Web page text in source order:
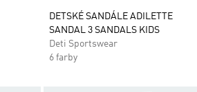
DETSKÉ SANDÁLE ADILETTE
SANDAL 3 SANDALS KIDS
Deti Sportswear
6 farby